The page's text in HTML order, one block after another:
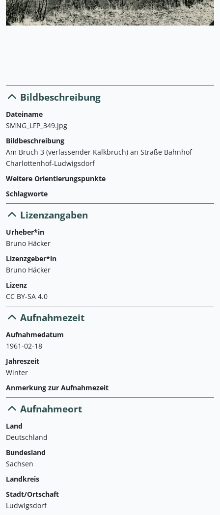
Bildbeschreibung
Dateiname
SMNG_LFP_349.jpg
Bildbeschreibung
Am Bruch 3 (verlassender Kalkbruch) an Straße Bahnhof
Charlottenhof-Ludwigsdorf
Weitere Orientierungspunkte
Schlagworte
Lizenzangaben
Urheber*in
Bruno Häcker
Lizenzgeber*in
Bruno Häcker
Lizenz
CC BY-SA 4.0
Aufnahmezeit
Aufnahmedatum
1961-02-18
Jahreszeit
Winter
Anmerkung zur Aufnahmezeit
Aufnahmeort
Land
Deutschland
Bundesland
Sachsen
Landkreis
Stadt/Ortschaft
Ludwigsdorf